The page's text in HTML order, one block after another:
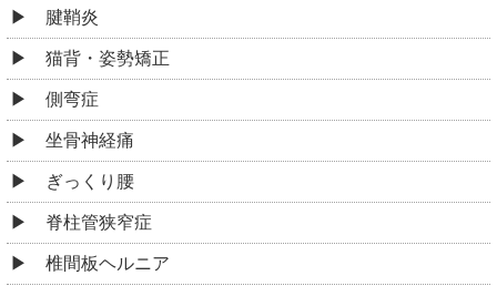
腱鞘炎
猫背・姿勢矯正
側弯症
坐骨神経痛
ぎっくり腰
脊柱管狭窄症
椎間板ヘルニア